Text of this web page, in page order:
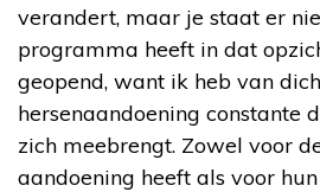
verandert, maar je staat er
programma heeft in dat
geopend, want ik heb van
hersenaandoening constante
zich meebrengt. Zowel voor
aandoening heeft als voor